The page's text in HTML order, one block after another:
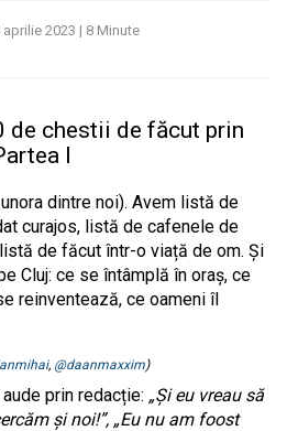
aprilie 2023 | 8 Minute
de chestii de făcut prin
I
dintre noi). Avem listă de
curajos, listă de cafenele de
de făcut într-o viață de om. Și
Cluj: ce se întâmplă în oraș, ce
reinventează, ce oameni îl
, @daanmaxxim)
prin redacție: „Și eu vreau să
și noi!”, „Eu nu am foost